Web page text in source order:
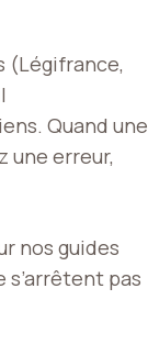
(Légifrance,
Quand une
une erreur,
nos guides
s’arrêtent pas